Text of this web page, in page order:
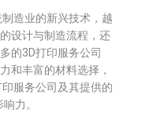
造业的新兴技术，越
设计与制造流程，还
的3D打印服务公司
和丰富的材料选择，
服务公司及其提供的
力。